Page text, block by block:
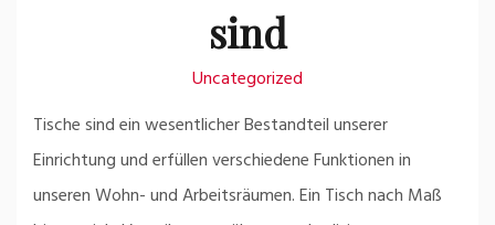
sind
Uncategorized
Tische sind ein wesentlicher Bestandteil unserer
Einrichtung und erfüllen verschiedene Funktionen in
unseren Wohn- und Arbeitsräumen. Ein Tisch nach Maß